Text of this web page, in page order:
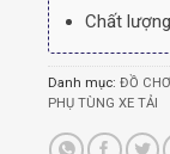
Chất
Danh mục: ĐỒ
PHỤ TÙNG XE TẢI